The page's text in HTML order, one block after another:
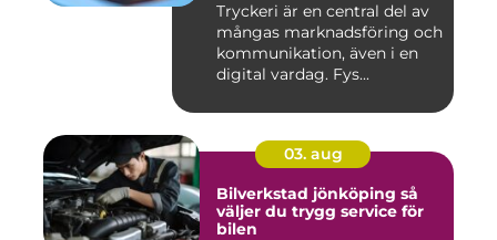
Tryckeri är en central del av
mångas marknadsföring och
kommunikation, även i en
digital vardag. Fys...
03. aug
Bilverkstad jönköping så
väljer du trygg service för
bilen